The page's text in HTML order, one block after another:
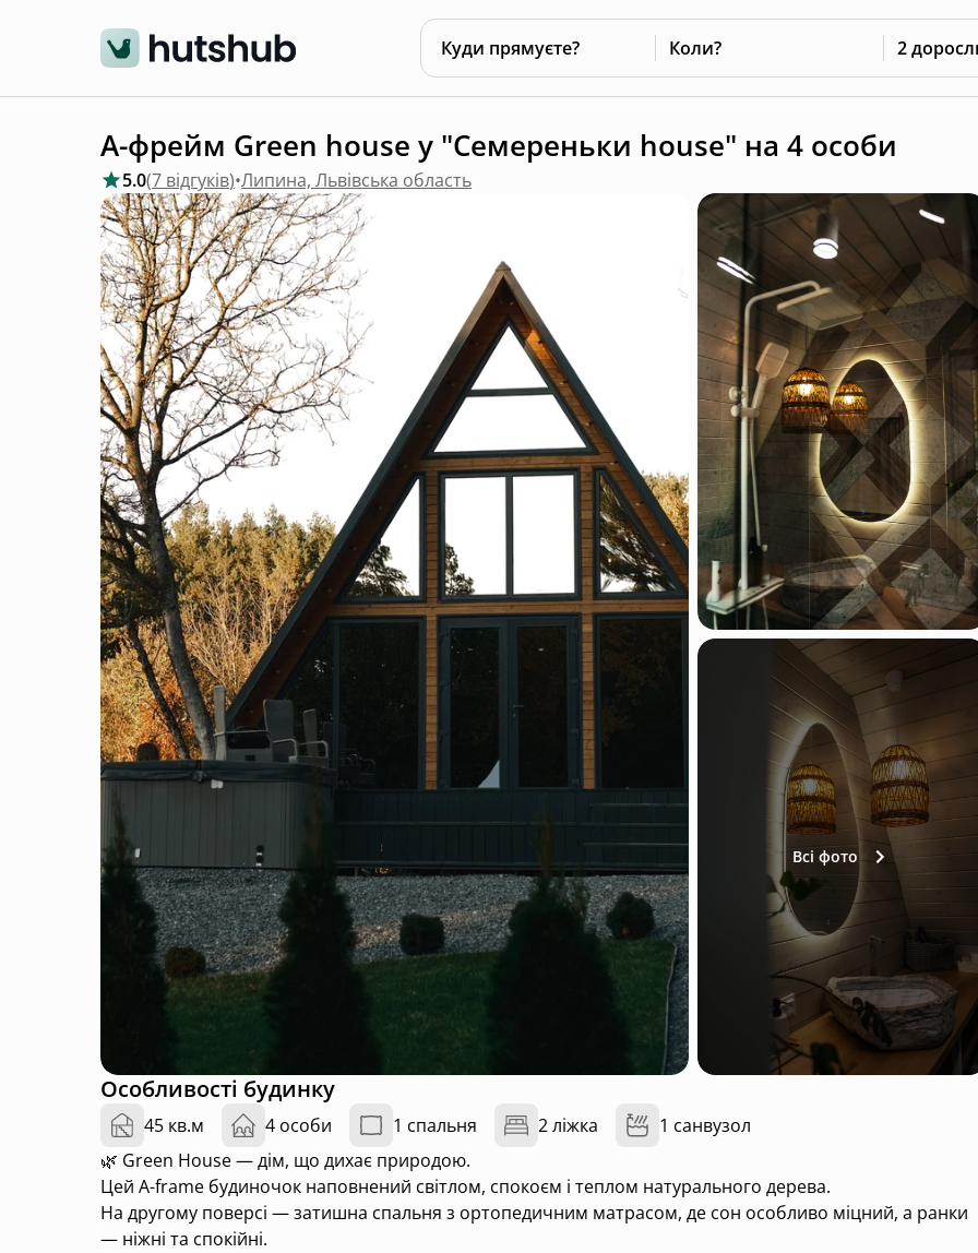
Куди прямуєте? Коли? 2
А-фрейм Green house у "Семереньки house" на 4 особи
5.0(7 відгуків)•Липина, Львівська область
Всі фото
Особливості будинку
45 кв.м 4 особи 1 спальня 2 ліжка
1 санвузол
🌿 Green House — дім, що дихає природою.
Цей A-frame будиночок наповнений світлом, спокоєм і теплом натурального дерева.
На другому поверсі — затишна спальня з ортопедичним матрасом, де сон особливо міцний, а ранки
— ніжні та спокійні.